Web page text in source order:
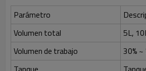
Parámetro
Volumen total
5L,
Volumen de trabajo
30% ~